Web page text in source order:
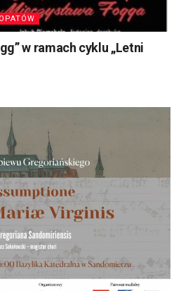
w ramach cyklu „Letni